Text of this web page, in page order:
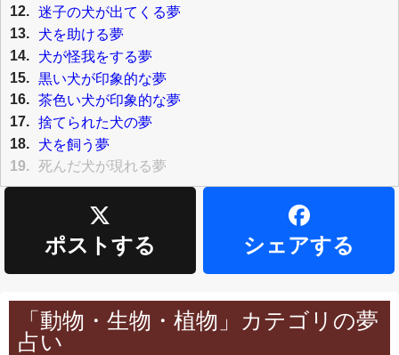
12. 迷子の犬が出てくる夢
13.
犬を助ける夢
14.
犬が怪我をする夢
15. 黒い犬が印象的な夢
16. 茶色い犬が印象的な夢
17. 捨てられた犬の夢
18.
犬を飼う夢
19.
死んだ犬が現れる夢
ポストする シェアする
「動物・生物・植物」カテゴリの夢
占い